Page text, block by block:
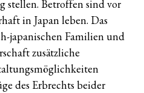
stellen. Betroffen sind vor
in Japan leben. Das
japanischen Familien und
zusätzliche
des Erbrechts beider